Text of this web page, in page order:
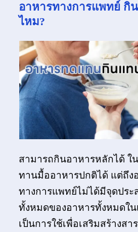
อาหารทางการแพทย์ กิ
ไหม?
สามารถกินอาหารหลักได้ ใ
ทานมื้ออาหารปกติได้ แต่ถึง
ทางการแพทย์ไม่ได้มีจุดประ
ทั้งหมดของอาหารทั้งหมดใน
เป็นการใช้เพื่อเสริมสร้างสา